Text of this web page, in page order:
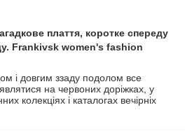
плаття, коротке спереду
Frankivsk women's fashion
і довгим ззаду подолом все
на червоних доріжках, у
колекціях і каталогах вечірніх